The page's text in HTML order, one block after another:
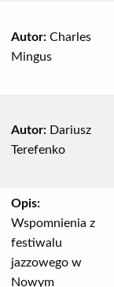
Autor: Charles
Mingus
Autor: Dariusz
Terefenko
Opis:
Wspomnienia z
festiwalu
jazzowego w
Nowym